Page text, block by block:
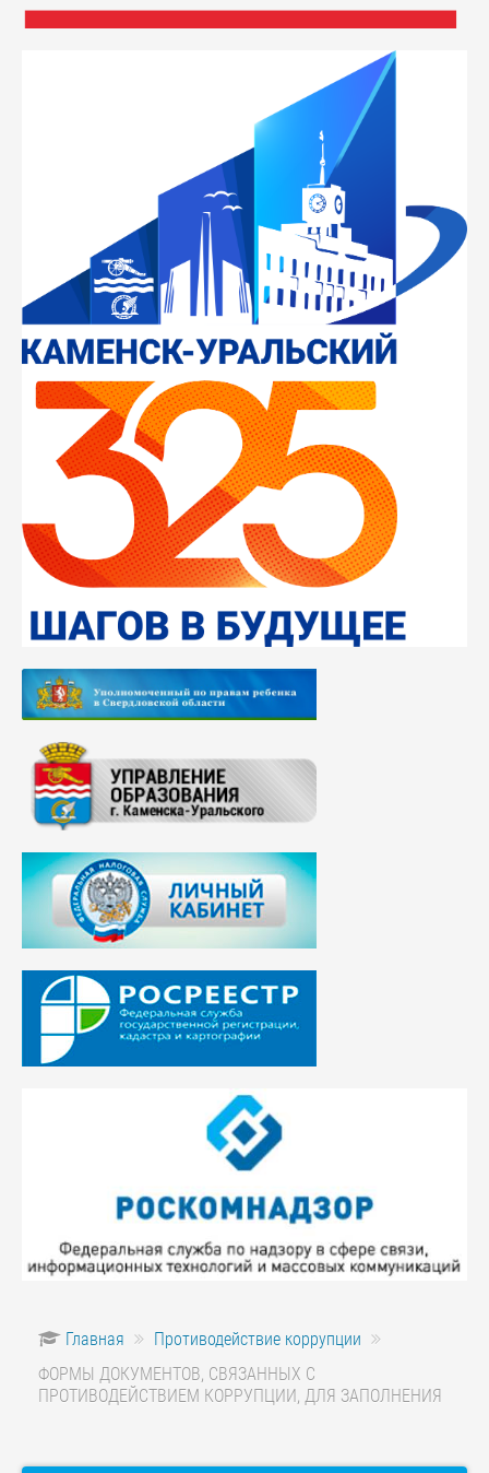
Главная
Противодействие коррупции
ФОРМЫ ДОКУМЕНТОВ, СВЯЗАННЫХ С
ПРОТИВОДЕЙСТВИЕМ КОРРУПЦИИ, ДЛЯ ЗАПОЛНЕНИЯ